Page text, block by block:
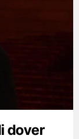
dover